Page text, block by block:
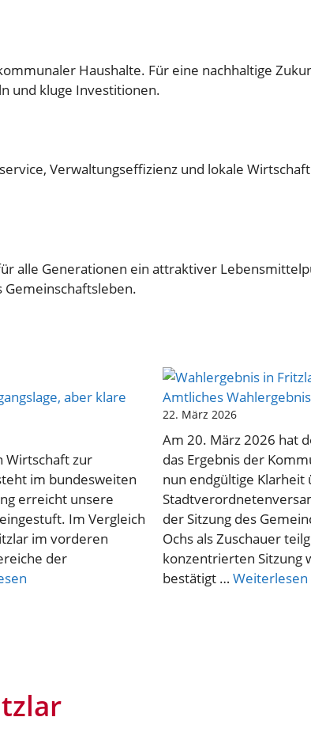
Haushalte. Für eine nachhaltige
und kluge Investitionen.
Verwaltungseffizienz und lokale
alle Generationen ein attraktiver
aber klare
Wirtschaft zur
im bundesweiten
erreicht unsere
Im Vergleich
im vorderen
der
Amtliches
22. März 2026
Am 20. März 2026 hat
das Ergebnis der
nun endgültige
der Sitzung des
Ochs als Zuschauer
konzentrierten Sitzung
bestätigt …Weiterlesen